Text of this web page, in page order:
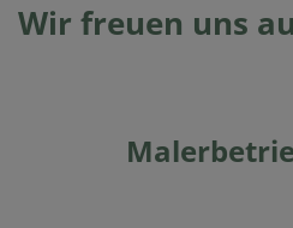
Wir freuen uns